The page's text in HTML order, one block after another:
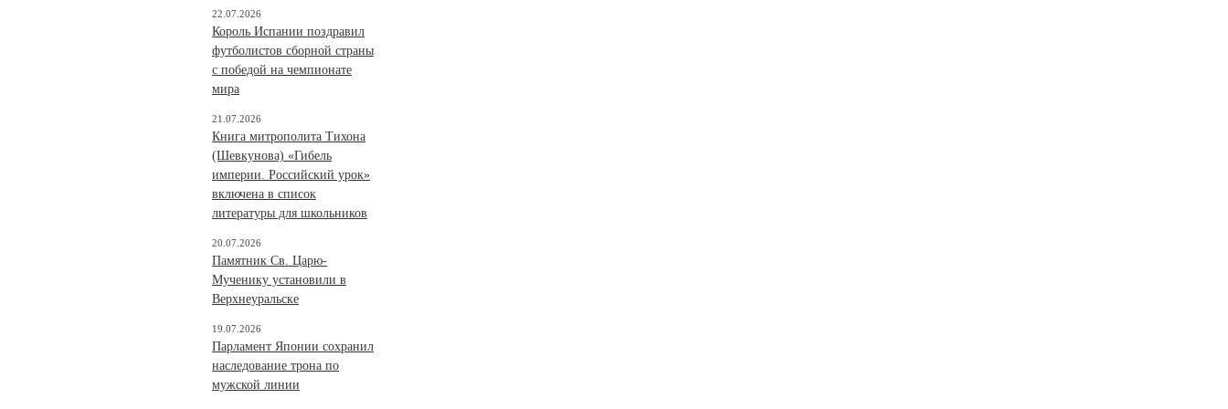
Король Испании поздравил
футболистов сборной страны
с победой на чемпионате
мира
22.07.2026
Книга митрополита Тихона
(Шевкунова) «Гибель
империи. Российский урок»
включена в список
литературы для школьников
21.07.2026
Памятник Св. Царю-
Мученику установили в
Верхнеуральске
20.07.2026
Парламент Японии сохранил
наследование трона по
мужской линии
19.07.2026